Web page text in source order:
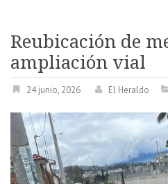
Reubicación de
ampliación vial
24 junio, 2026 El Heraldo